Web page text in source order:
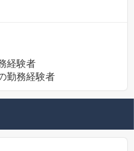
経験者
勤務経験者